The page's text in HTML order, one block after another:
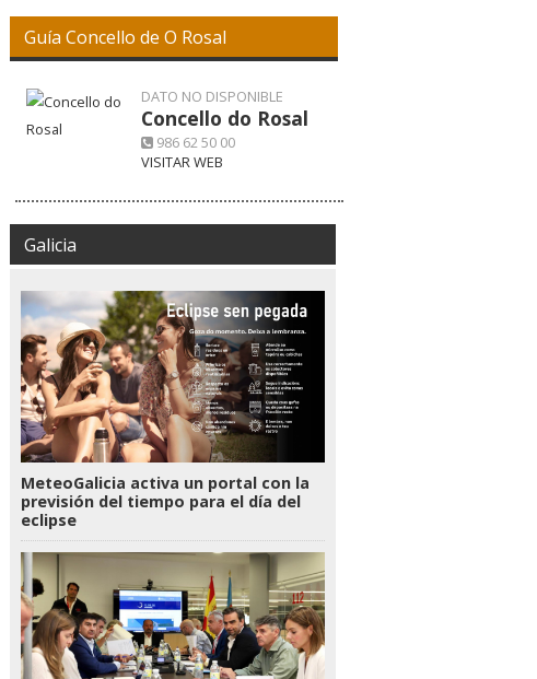
Guía Concello de O Rosal
DATO NO DISPONIBLE
Concello do Rosal
986 62 50 00
VISITAR WEB
Galicia
MeteoGalicia activa un portal con la
previsión del tiempo para el día del
eclipse